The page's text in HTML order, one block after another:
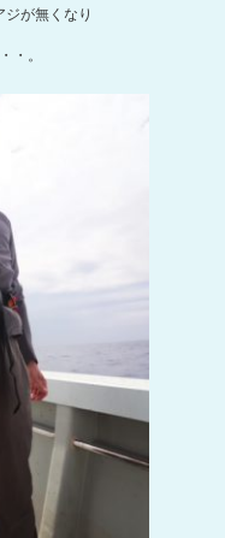
が無くなり
・。